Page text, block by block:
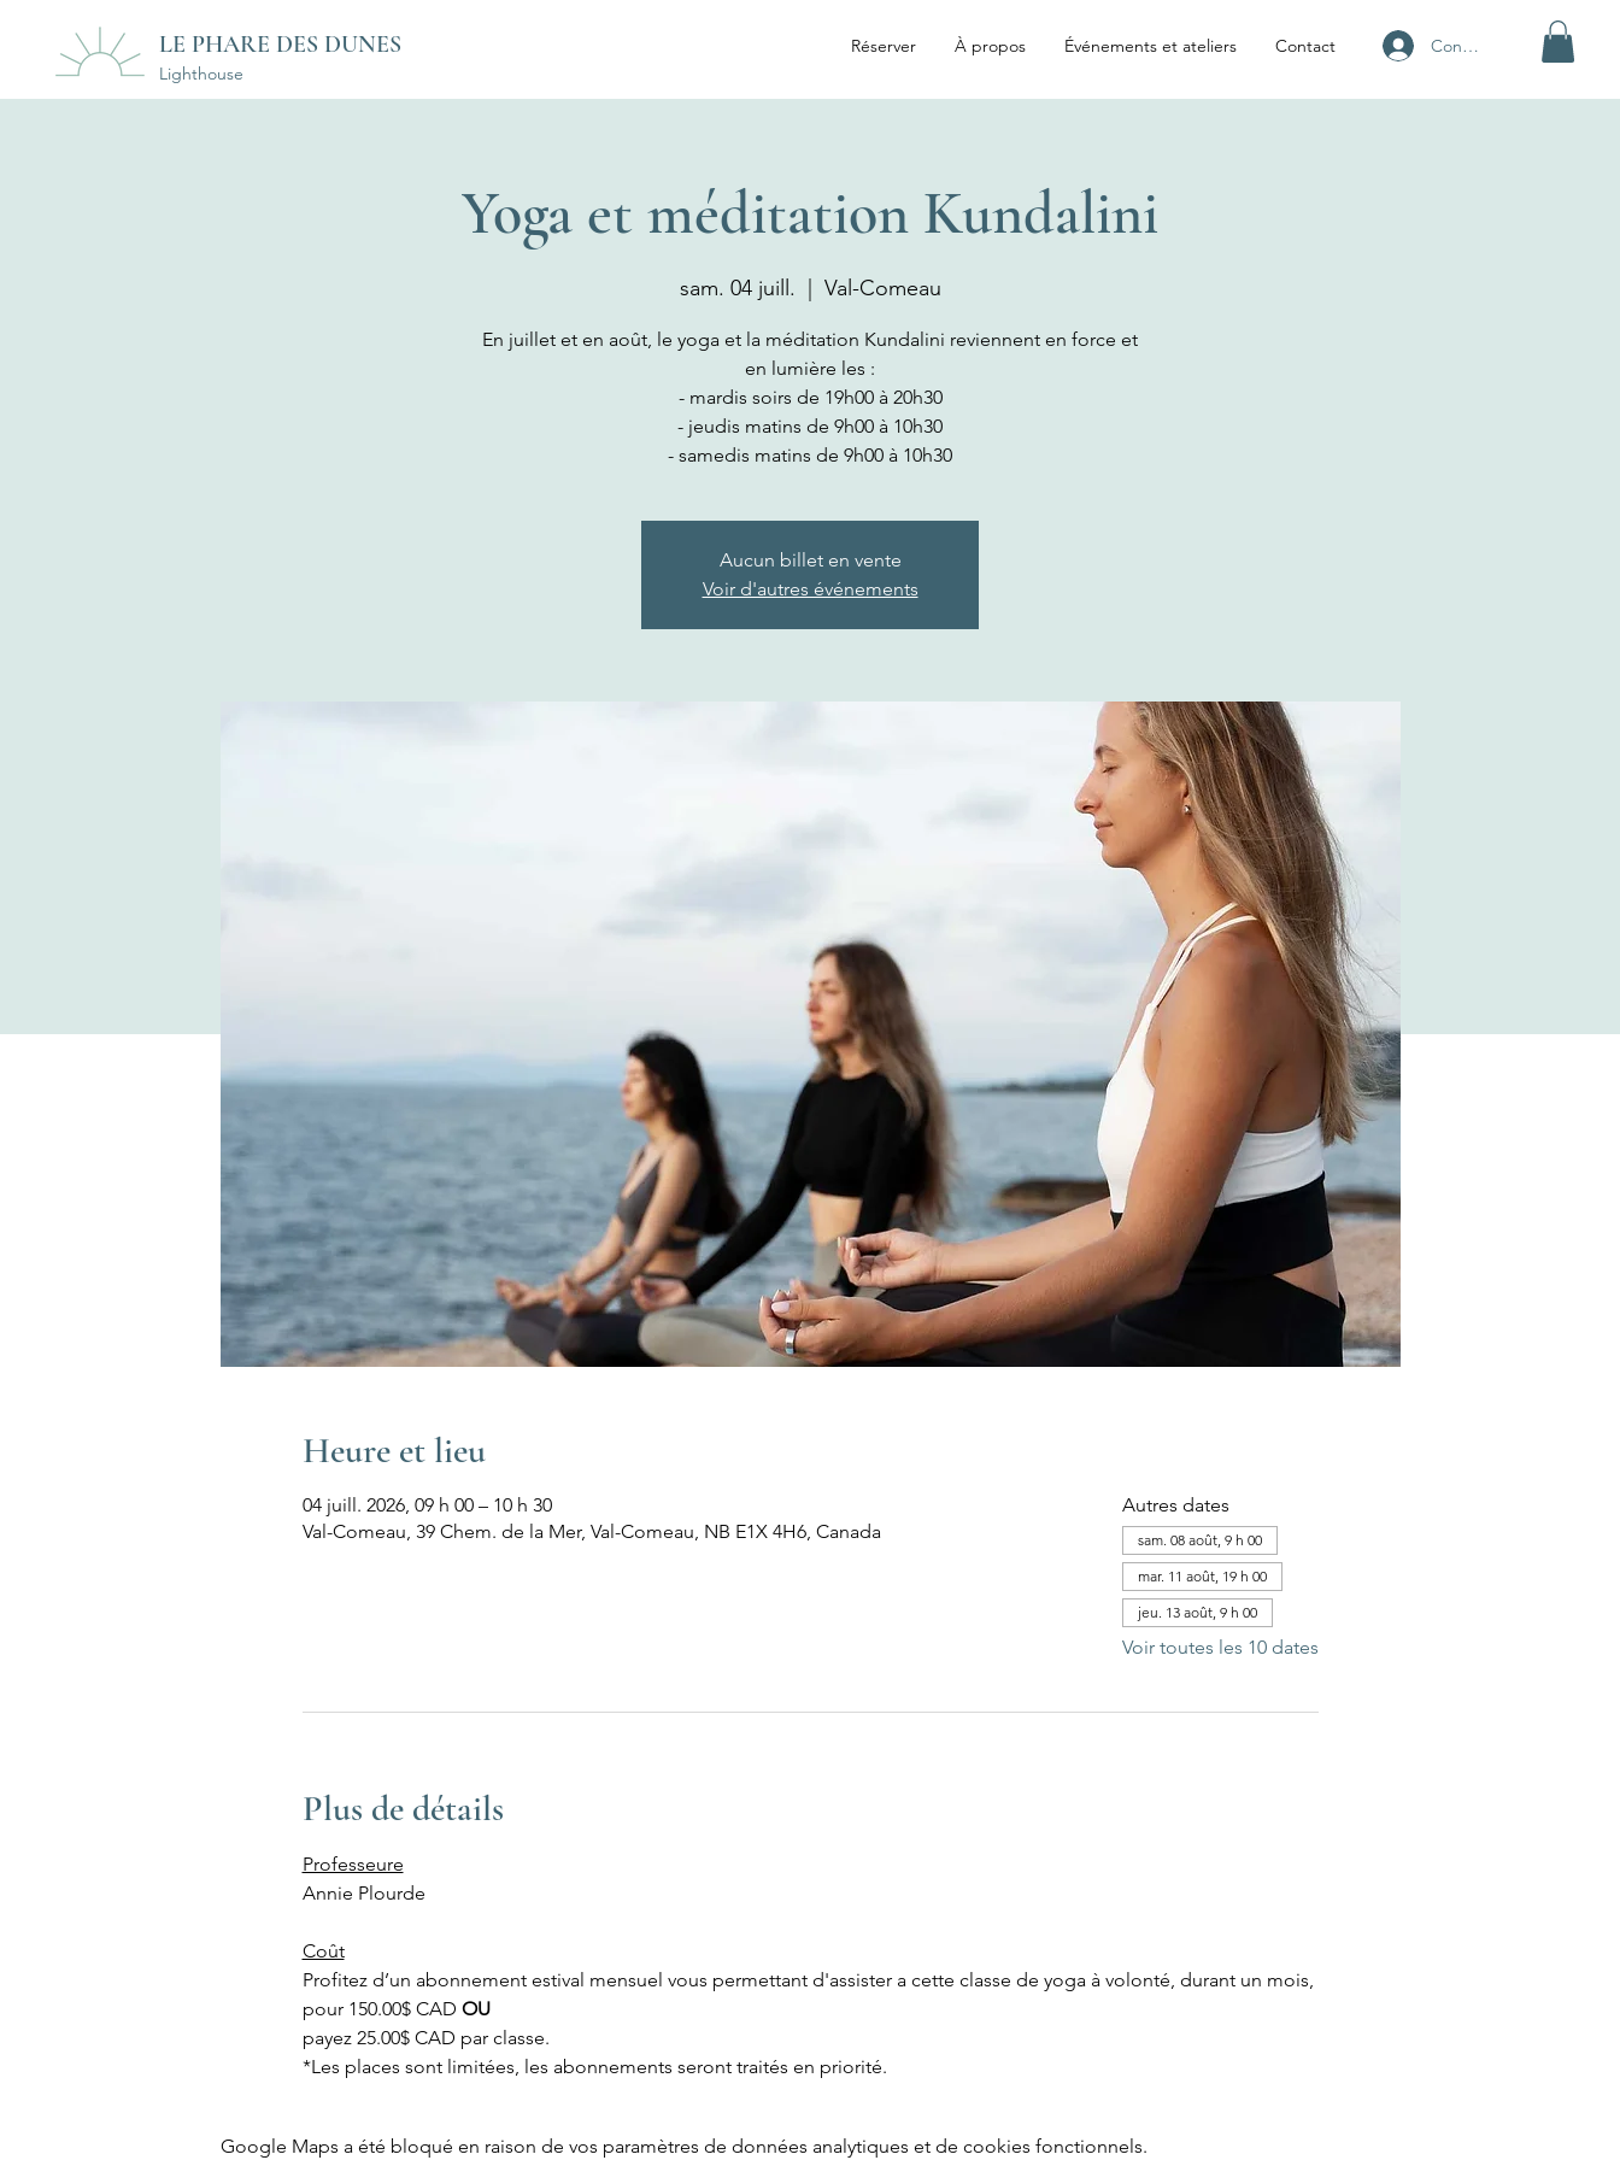
LE PHARE DES DUNES
Lighthouse
Réserver À propos Événements et ateliers Contact Connexion
Yoga et méditation Kundalini
sam. 04 juill. Val-Comeau
En juillet et en août, le yoga et la méditation Kundalini reviennent en force et
en lumière les :
- mardis soirs de 19h00 à 20h30
- jeudis matins de 9h00 à 10h30
- samedis matins de 9h00 à 10h30
Aucun billet en vente
Voir d'autres événements
Heure et lieu
04 juill. 2026, 09 h 00 – 10 h 30
Val-Comeau, 39 Chem. de la Mer, Val-Comeau, NB E1X 4H6, Canada
Autres dates
sam. 08 août, 9 h 00
mar. 11 août, 19 h 00
jeu. 13 août, 9 h 00
Voir toutes les 10 dates
Plus de détails
Professeure
Annie Plourde
Coût
Profitez d’un abonnement estival mensuel vous permettant d'assister a cette classe de yoga à volonté, durant un mois,
pour 150.00$ CAD OU
payez 25.00$ CAD par classe.
*Les places sont limitées, les abonnements seront traités en priorité.
Google Maps a été bloqué en raison de vos paramètres de données analytiques et de cookies fonctionnels.